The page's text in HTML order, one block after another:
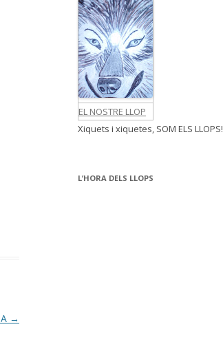
→
EL NOSTRE LLOP
Xiquets i xiquetes, SOM ELS LLOPS!
L’HORA DELS LLOPS